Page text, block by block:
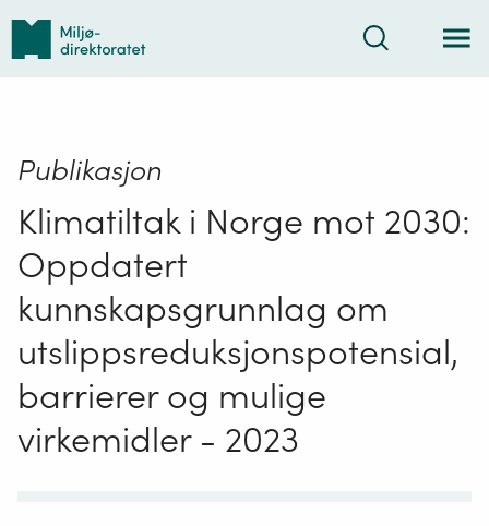
Tilbake
forsiden
Søk
Publikasjon
Klimatiltak i Norge mot 2030:
Oppdatert
kunnskapsgrunnlag om
utslippsreduksjonspotensial,
barrierer og mulige
virkemidler - 2023